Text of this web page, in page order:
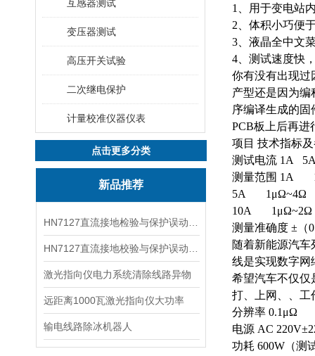
互感器测试
变压器测试
高压开关试验
二次继电保护
计量校准仪器仪表
点击更多分类
新品推荐
激光指向仪电力系统清除线路异物
远距离1000瓦激光指向仪大功率
输电线路除冰机器人
1、用于变电站
2、体积小巧便
3、液晶全中文
4、测试速度快
你有没有出现过
产型还是因为
序编译生成的
PCB板上后再进
项目 技术指标
测试电流 1A
测量范围 1A
5A 1μΩ~4Ω
10A 1μΩ~2Ω
测量准确度 ±（
随着新能源汽
线是实现数字网
希望汽车不仅仅
打、上网、、工
分辨率 0.1μΩ
电源 AC
功耗 600W（测